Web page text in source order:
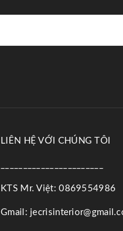
LIÊN HỆ VỚI CHÚNG TÔI
KTS Mr. Việt: 0869554986
Gmail: